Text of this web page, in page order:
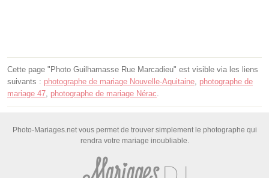
Cette page "Photo Guilhamasse Rue Marcadieu" est visible via les liens
suivants : photographe de mariage Nouvelle-Aquitaine, photographe de
mariage 47, photographe de mariage Nérac.
Photo-Mariages.net vous permet de trouver simplement le photographe qui
rendra votre mariage inoubliable.